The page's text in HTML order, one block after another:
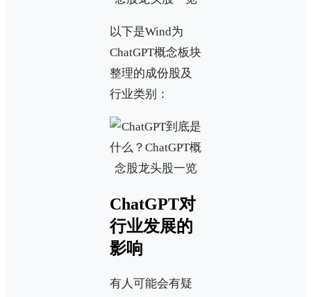
以下是Wind为
ChatGPT概念板块
整理的成份股及
行业类别：
ChatGPT对
行业发展的
影响
有人可能会有疑